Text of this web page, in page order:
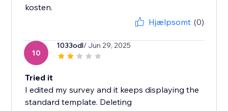
kosten.
Hjælpsomt (0)
10
1033odl/ Jun 29, 2025
Tried it
I edited my survey and it keeps displaying the
standard template. Deleting